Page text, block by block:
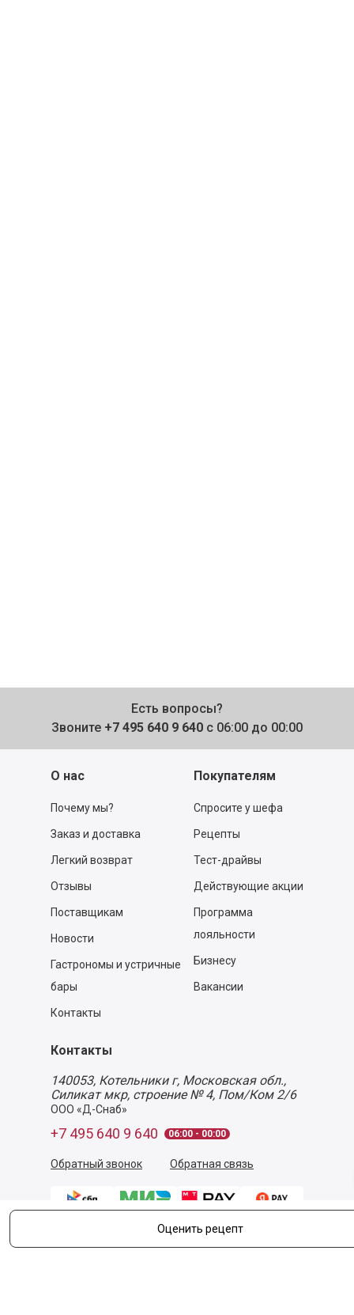
Оценить рецепт
Есть вопросы?
Звоните +7 495 640 9 640 с 06:00 до 00:00
О нас
Почему мы?
Заказ и доставка
Легкий возврат
Отзывы
Поставщикам
Новости
Гастрономы и устричные
бары
Контакты
Покупателям
Спросите у шефа
Рецепты
Тест-драйвы
Действующие акции
Программа
лояльности
Бизнесу
Вакансии
Контакты
140053, Котельники г, Московская обл.,
Силикат мкр, строение № 4, Пом/Ком 2/6
ООО «Д-Снаб»
+7 495 640 9 640 06:00 - 00:00
Обратный звонок Обратная связь